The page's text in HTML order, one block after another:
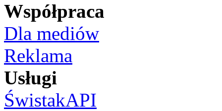
Współpraca
Dla mediów
Reklama
Usługi
ŚwistakAPI